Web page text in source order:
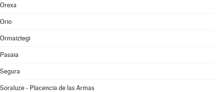
Orexa
Orio
Ormaiztegi
Pasaia
Segura
Soraluze - Placencia de las Armas